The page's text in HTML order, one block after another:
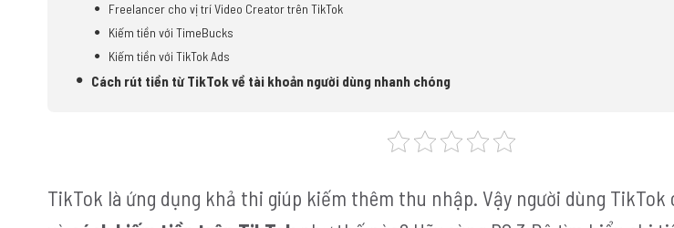
Freelancer cho vị trí Video Creator trên TikTok
Kiếm tiền với TimeBucks
Kiếm tiền với TikTok Ads
Cách rút tiền từ TikTok về tài khoản người dùng nhanh chóng
TikTok là ứng dụng khả thi giúp kiếm thêm thu nhập. Vậy người dùng